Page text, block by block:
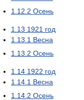
1.12.2 Осень
1.13 1921 год
1.13.1 Весна
1.13.2 Осень
1.14 1922 год
1.14.1 Весна
1.14.2 Осень